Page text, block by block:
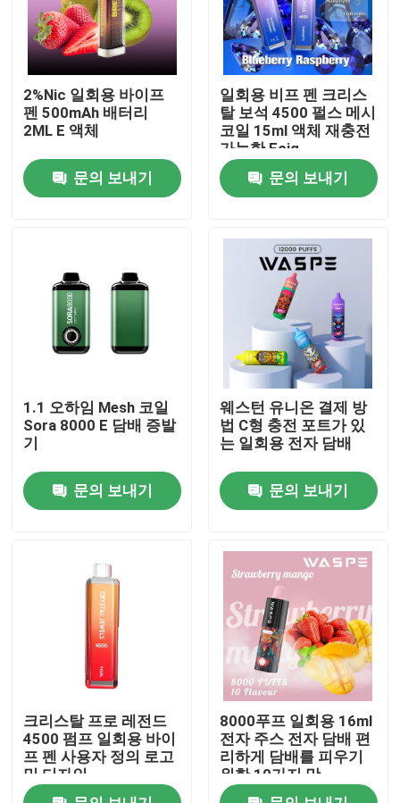
제품
동영상
우리에 대하여
공장 여행
품질 관리
연락주세요
버릴 수 있는 불연성 담배
버릴 수 있는 CBD는 장치를 기화시킵니다
2%Nic 일회용 바이프
펜 500mAh 배터리
2ML E 액체
문의 보내기
일회용 비프 펜 크리스
탈 보석 4500 펄스 메시
코일 15ml 액체 재충전
가능한 Ecig
문의 보내기
1.1 오하임 Mesh 코일
Sora 8000 E 담배 증발
기
문의 보내기
웨스턴 유니온 결제 방
법 C형 충전 포트가 있
는 일회용 전자 담배
문의 보내기
크리스탈 프로 레전드
4500 펌프 일회용 바이
프 펜 사용자 정의 로고
및 디자인
8000푸프 일회용 16ml
전자 주스 전자 담배 편
리하게 담배를 피우기
위한 10가지 맛